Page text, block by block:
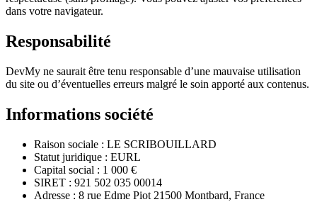
dans votre navigateur.
Responsabilité
DevMy ne saurait être tenu responsable d’une mauvaise utilisation
du site ou d’éventuelles erreurs malgré le soin apporté aux contenus.
Informations société
Raison sociale : LE SCRIBOUILLARD
Statut juridique : EURL
Capital social : 1 000 €
SIRET : 921 502 035 00014
Adresse : 8 rue Edme Piot 21500 Montbard, France